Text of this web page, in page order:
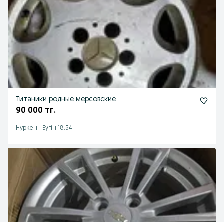
Титаники родные мерсовские
90 000 тг.
Нуркен - Бүгін 18:54